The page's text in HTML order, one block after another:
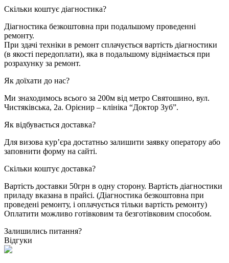
Скільки коштує діагностика?
Діагностика безкоштовна при подальшому проведенні
ремонту.
При здачі техніки в ремонт сплачується вартість діагностики
(в якості передоплати), яка в подальшому віднімається при
розрахунку за ремонт.
Як доїхати до нас?
Ми знаходимось всього за 200м від метро Святошино, вул.
Чистяківська, 2а. Орієнир – клініка “Доктор Зуб”.
Як відбувається доставка?
Для визова кур’єра достатньо залишити заявку оператору або
заповнити форму на сайті.
Cкільки коштує доставка?
Вартість доставки 50грн в одну сторону. Вартість діагностики
приладу вказана в прайсі. (Діагностика безкоштовна при
проведені ремонту, і оплачується тільки вартість ремонту)
Оплатити можливо готівковим та безготівковим способом.
Залишились питання?
Відгуки